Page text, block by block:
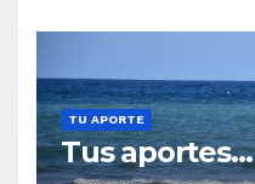
TU APORTE
Tus aportes…